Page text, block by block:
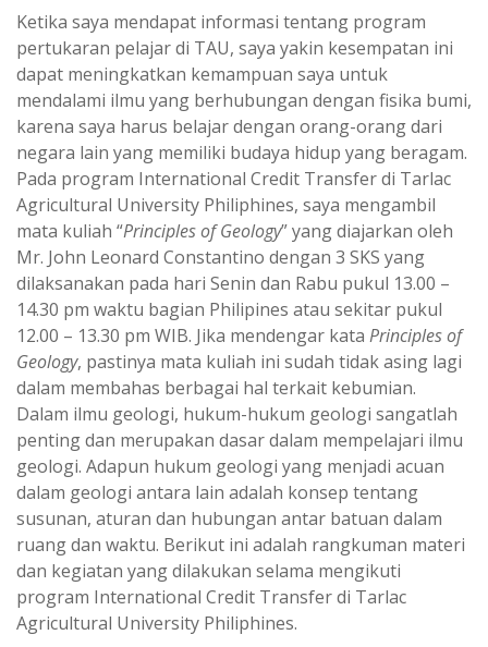
Ketika saya mendapat informasi tentang program
pertukaran pelajar di TAU, saya yakin kesempatan ini
dapat meningkatkan kemampuan saya untuk
mendalami ilmu yang berhubungan dengan fisika bumi,
karena saya harus belajar dengan orang-orang dari
negara lain yang memiliki budaya hidup yang beragam.
Pada program International Credit Transfer di Tarlac
Agricultural University Philiphines, saya mengambil
mata kuliah “Principles of Geology” yang diajarkan oleh
Mr. John Leonard Constantino dengan 3 SKS yang
dilaksanakan pada hari Senin dan Rabu pukul 13.00 –
14.30 pm waktu bagian Philipines atau sekitar pukul
12.00 – 13.30 pm WIB. Jika mendengar kata Principles of
Geology, pastinya mata kuliah ini sudah tidak asing lagi
dalam membahas berbagai hal terkait kebumian.
Dalam ilmu geologi, hukum-hukum geologi sangatlah
penting dan merupakan dasar dalam mempelajari ilmu
geologi. Adapun hukum geologi yang menjadi acuan
dalam geologi antara lain adalah konsep tentang
susunan, aturan dan hubungan antar batuan dalam
ruang dan waktu. Berikut ini adalah rangkuman materi
dan kegiatan yang dilakukan selama mengikuti
program International Credit Transfer di Tarlac
Agricultural University Philiphines.